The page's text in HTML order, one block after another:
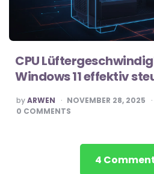
CPU
Windows 11 effektiv
POSTED
BY
byARWEN NOVEMBER 28, 2025
0 COMMENTS
4